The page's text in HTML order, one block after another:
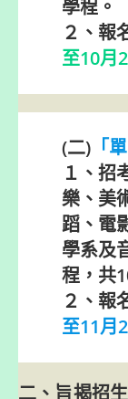
學程。
２、報
至10月
(二) 「
１、招
樂、美
蹈、電
學系及
程，共
２、報
至11月
二、旨揭招